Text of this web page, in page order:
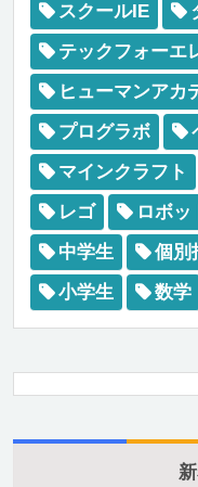
スクールIE
テックフォーエ
ヒューマンアカ
プログラボ
マインクラフト
レゴ
ロボッ
中学生
個別
小学生
数学